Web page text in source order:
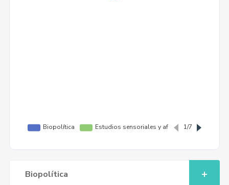
Biopolítica